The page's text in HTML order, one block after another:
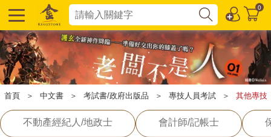
0
首頁 ＞ 中文書 ＞ 考試書/政府出版品 ＞ 專技人員考試 ＞ 其他專技
不動產經紀人/地政士 會計師/記帳士